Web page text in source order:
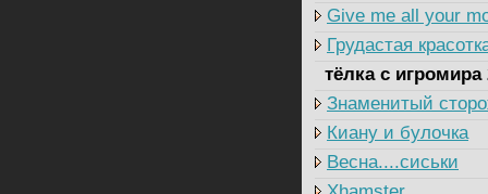
Give me all your
Грудастая
тёлка с игромира
Знаменитый
Киану и булочка
Весна....сиськи